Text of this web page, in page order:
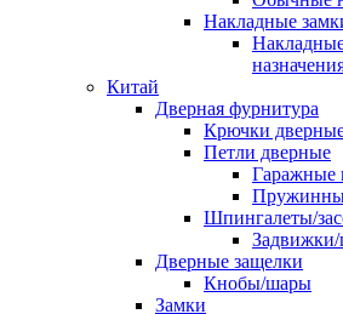
Накладные
Китай
Дверная фурнитура
Крючки
Петли дверные
Гаражные
Шпингалеты/
Дверные защелки
Кнобы/шары
Замки